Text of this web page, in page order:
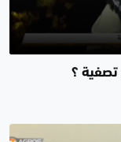
تصفية ؟